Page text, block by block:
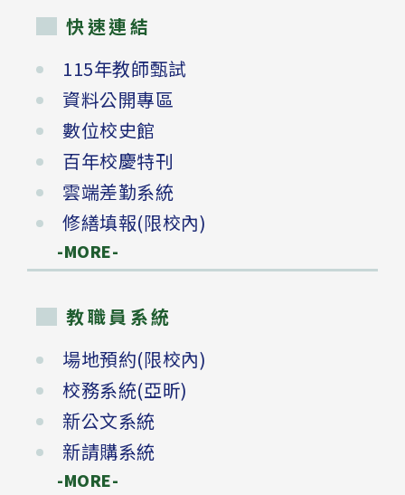
快速連結
115年教師甄試
資料公開專區
數位校史館
百年校慶特刊
雲端差勤系統
修繕填報(限校內)
-MORE-
教職員系統
場地預約(限校內)
校務系統(亞昕)
新公文系統
新請購系統
-MORE-